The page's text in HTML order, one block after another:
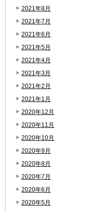
2021年8月
2021年7月
2021年6月
2021年5月
2021年4月
2021年3月
2021年2月
2021年1月
2020年12月
2020年11月
2020年10月
2020年9月
2020年8月
2020年7月
2020年6月
2020年5月